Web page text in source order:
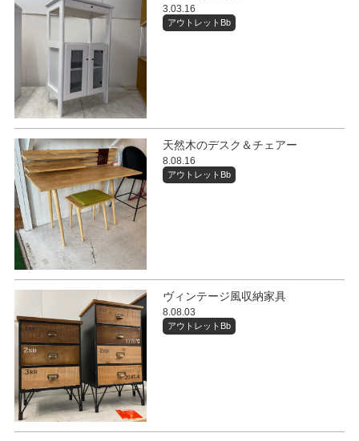
3.03.16
アウトレットBb
天然木のデスク＆チェアー
8.08.16
アウトレットBb
ヴィンテージ風収納家具
8.08.03
アウトレットBb